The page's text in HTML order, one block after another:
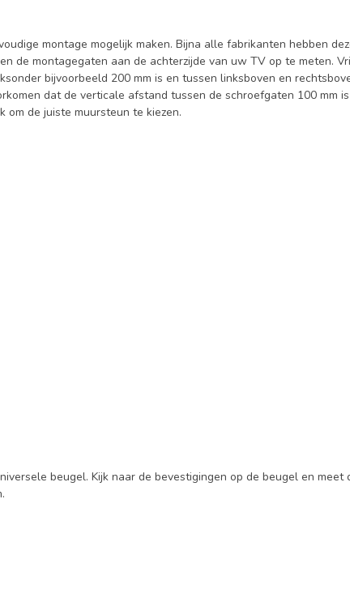
montage mogelijk maken. Bijna alle fabrikanten hebben
de montagegaten aan de achterzijde van uw TV op te meten.
bijvoorbeeld 200 mm is en tussen linksboven en
dat de verticale afstand tussen de schroefgaten 100 mm
om de juiste muursteun te kiezen.
beugel. Kijk naar de bevestigingen op de beugel en